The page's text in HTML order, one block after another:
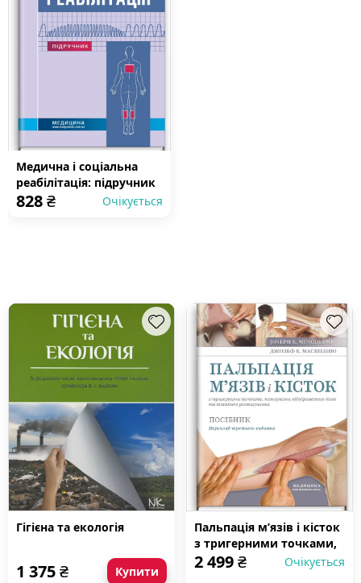
Медична і соціальна
реабілітація: підручник
828₴ Очікується
Гігієна та екологія
1 375₴ Купити
Пальпація м’язів і кісток
з тригерними точками,
патернами
2 499₴ Очікується